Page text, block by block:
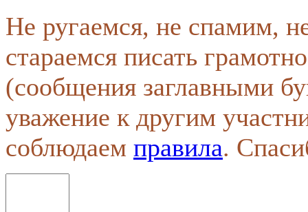
Не ругаемся, не спамим,
стараемся писать
(сообщения заглавными
уважение к другим
соблюдаем правила.